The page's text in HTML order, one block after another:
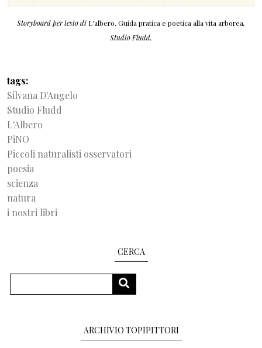
Storyboard per testo di L'albero. Guida pratica e poetica alla vita arborea.
Studio Fludd.
tags
Silvana D'Angelo
Studio Fludd
L'Albero
PiNO
Piccoli naturalisti osservatori
poesia
scienza
natura
i nostri libri
CERCA
CERCA
ARCHIVIO TOPIPITTORI